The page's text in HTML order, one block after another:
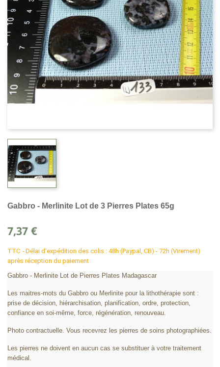
Gabbro - Merlinite Lot de 3 Pierres Plates 65g
7,37 €
TTC
Délai d'expédition des colis : 48h (Paypal, CB) - 72h (Virement)
après réception du paiement
Gabbro - Merlinite Lot de Pierres Plates Madagascar
Les maitres-mots du Gabbro ou Merlinite pour la lithothérapie sont :
prise de décision, hiérarchisation, planification, ordre, protection,
confiance en soi-même, force, régénération, renouveau.
Photo contractuelle. Vous recevrez les pierres de soins photographiées.
Les pierres ne doivent en aucun cas se substituer à votre traitement
médical.